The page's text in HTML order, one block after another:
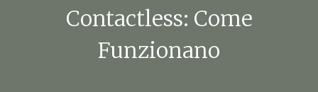
Contactless: Come
Funzionano